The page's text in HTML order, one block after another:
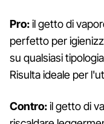
Pro:il getto di
perfetto per
su qualsiasi
Risulta ideale per
Contro:il getto di